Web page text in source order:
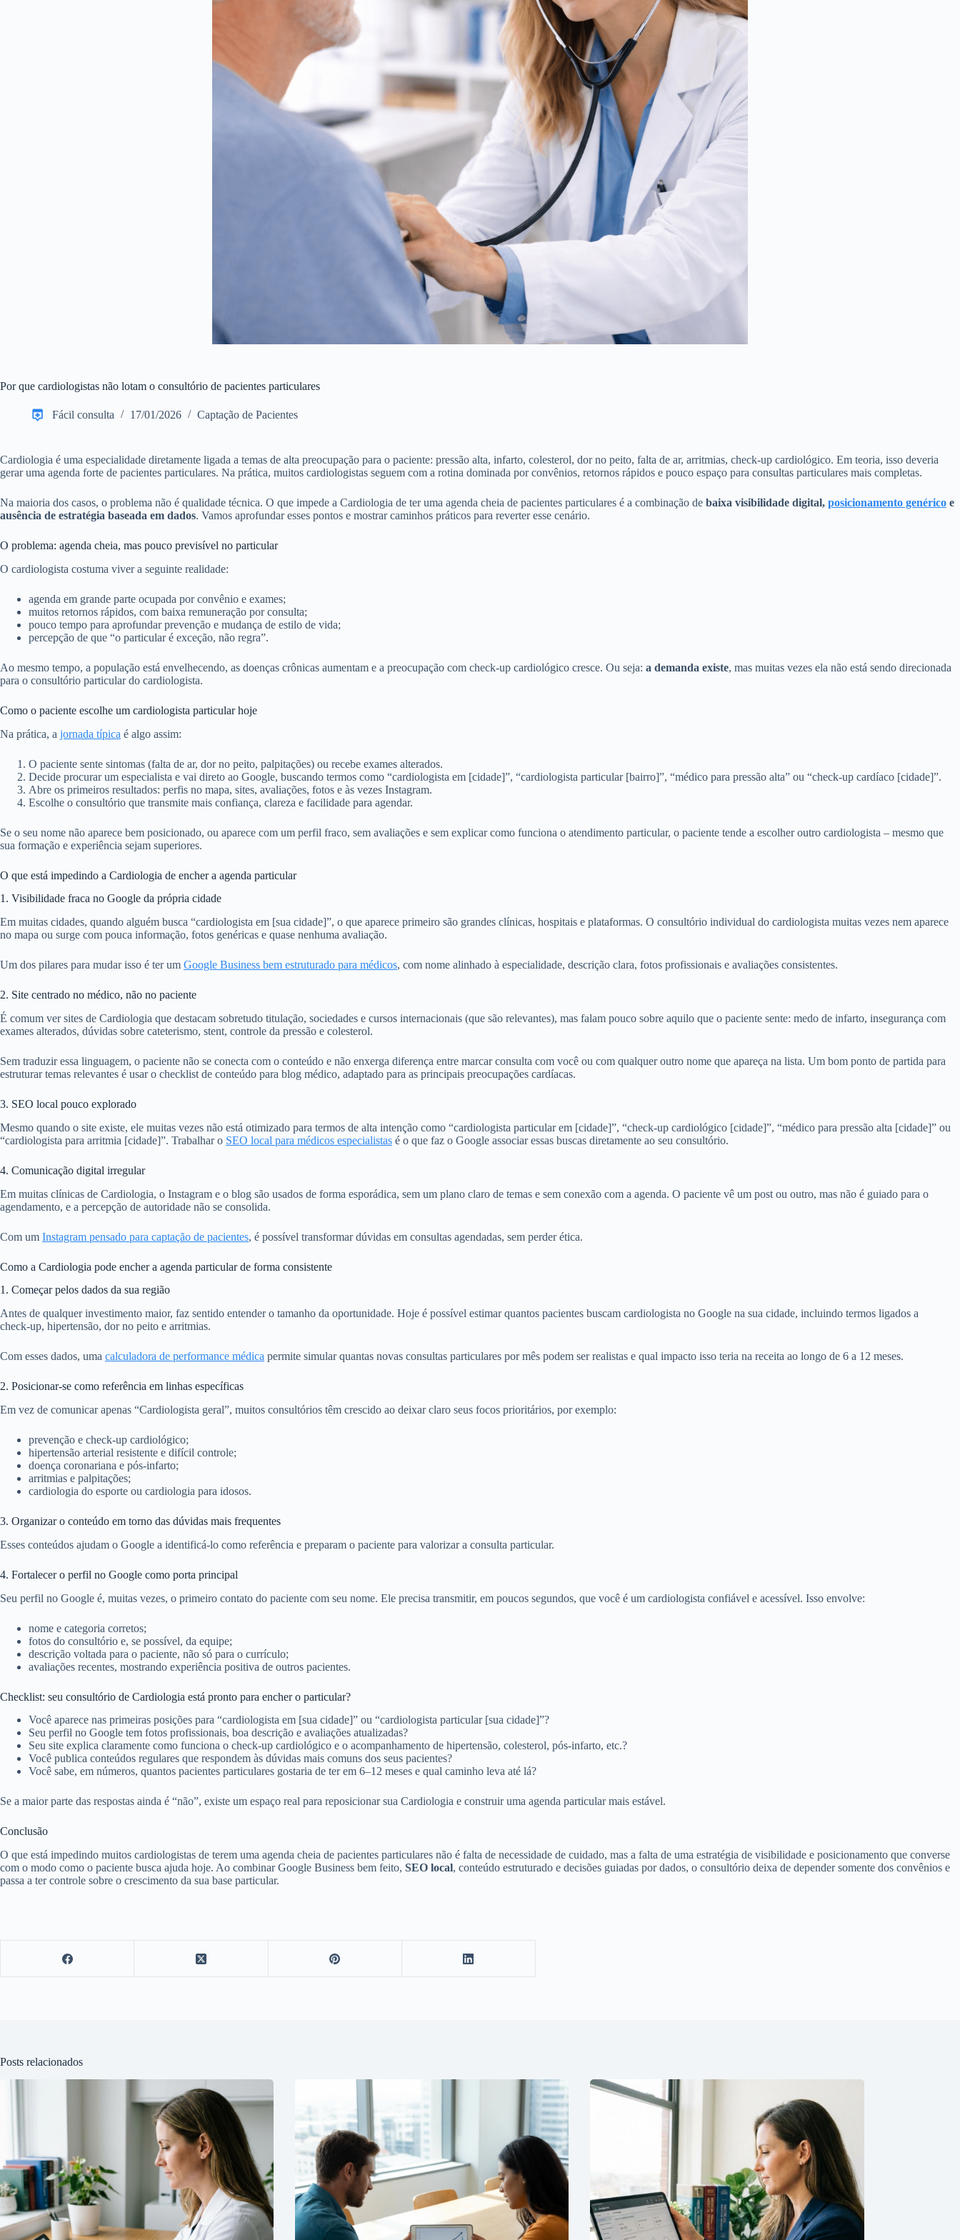
Por que cardiologistas não lotam o consultório de pacientes particulares
Fácil consulta 17/01/2026 Captação de Pacientes
Cardiologia é uma especialidade diretamente ligada a temas de alta preocupação para o paciente: pressão alta, infarto, colesterol, dor no peito, falta de ar, arritmias, check‑up cardiológico. Em teoria, isso deveria
gerar uma agenda forte de pacientes particulares. Na prática, muitos cardiologistas seguem com a rotina dominada por convênios, retornos rápidos e pouco espaço para consultas particulares mais completas.
Na maioria dos casos, o problema não é qualidade técnica. O que impede a Cardiologia de ter uma agenda cheia de pacientes particulares é a combinação de baixa visibilidade digital, posicionamento genérico e
ausência de estratégia baseada em dados. Vamos aprofundar esses pontos e mostrar caminhos práticos para reverter esse cenário.
O problema: agenda cheia, mas pouco previsível no particular
O cardiologista costuma viver a seguinte realidade:
agenda em grande parte ocupada por convênio e exames;
muitos retornos rápidos, com baixa remuneração por consulta;
pouco tempo para aprofundar prevenção e mudança de estilo de vida;
percepção de que “o particular é exceção, não regra”.
Ao mesmo tempo, a população está envelhecendo, as doenças crônicas aumentam e a preocupação com check‑up cardiológico cresce. Ou seja: a demanda existe, mas muitas vezes ela não está sendo direcionada
para o consultório particular do cardiologista.
Como o paciente escolhe um cardiologista particular hoje
Na prática, a jornada típica é algo assim:
O paciente sente sintomas (falta de ar, dor no peito, palpitações) ou recebe exames alterados.
Decide procurar um especialista e vai direto ao Google, buscando termos como “cardiologista em [cidade]”, “cardiologista particular [bairro]”, “médico para pressão alta” ou “check‑up cardíaco [cidade]”.
Abre os primeiros resultados: perfis no mapa, sites, avaliações, fotos e às vezes Instagram.
Escolhe o consultório que transmite mais confiança, clareza e facilidade para agendar.
Se o seu nome não aparece bem posicionado, ou aparece com um perfil fraco, sem avaliações e sem explicar como funciona o atendimento particular, o paciente tende a escolher outro cardiologista – mesmo que
sua formação e experiência sejam superiores.
O que está impedindo a Cardiologia de encher a agenda particular
1. Visibilidade fraca no Google da própria cidade
Em muitas cidades, quando alguém busca “cardiologista em [sua cidade]”, o que aparece primeiro são grandes clínicas, hospitais e plataformas. O consultório individual do cardiologista muitas vezes nem aparece
no mapa ou surge com pouca informação, fotos genéricas e quase nenhuma avaliação.
Um dos pilares para mudar isso é ter um Google Business bem estruturado para médicos, com nome alinhado à especialidade, descrição clara, fotos profissionais e avaliações consistentes.
2. Site centrado no médico, não no paciente
É comum ver sites de Cardiologia que destacam sobretudo titulação, sociedades e cursos internacionais (que são relevantes), mas falam pouco sobre aquilo que o paciente sente: medo de infarto, insegurança com
exames alterados, dúvidas sobre cateterismo, stent, controle da pressão e colesterol.
Sem traduzir essa linguagem, o paciente não se conecta com o conteúdo e não enxerga diferença entre marcar consulta com você ou com qualquer outro nome que apareça na lista. Um bom ponto de partida para
estruturar temas relevantes é usar o checklist de conteúdo para blog médico, adaptado para as principais preocupações cardíacas.
3. SEO local pouco explorado
Mesmo quando o site existe, ele muitas vezes não está otimizado para termos de alta intenção como “cardiologista particular em [cidade]”, “check‑up cardiológico [cidade]”, “médico para pressão alta [cidade]” ou
“cardiologista para arritmia [cidade]”. Trabalhar o SEO local para médicos especialistas é o que faz o Google associar essas buscas diretamente ao seu consultório.
4. Comunicação digital irregular
Em muitas clínicas de Cardiologia, o Instagram e o blog são usados de forma esporádica, sem um plano claro de temas e sem conexão com a agenda. O paciente vê um post ou outro, mas não é guiado para o
agendamento, e a percepção de autoridade não se consolida.
Com um Instagram pensado para captação de pacientes, é possível transformar dúvidas em consultas agendadas, sem perder ética.
Como a Cardiologia pode encher a agenda particular de forma consistente
1. Começar pelos dados da sua região
Antes de qualquer investimento maior, faz sentido entender o tamanho da oportunidade. Hoje é possível estimar quantos pacientes buscam cardiologista no Google na sua cidade, incluindo termos ligados a
check‑up, hipertensão, dor no peito e arritmias.
Com esses dados, uma calculadora de performance médica permite simular quantas novas consultas particulares por mês podem ser realistas e qual impacto isso teria na receita ao longo de 6 a 12 meses.
2. Posicionar‑se como referência em linhas específicas
Em vez de comunicar apenas “Cardiologista geral”, muitos consultórios têm crescido ao deixar claro seus focos prioritários, por exemplo:
prevenção e check‑up cardiológico;
hipertensão arterial resistente e difícil controle;
doença coronariana e pós‑infarto;
arritmias e palpitações;
cardiologia do esporte ou cardiologia para idosos.
3. Organizar o conteúdo em torno das dúvidas mais frequentes
Esses conteúdos ajudam o Google a identificá‑lo como referência e preparam o paciente para valorizar a consulta particular.
4. Fortalecer o perfil no Google como porta principal
Seu perfil no Google é, muitas vezes, o primeiro contato do paciente com seu nome. Ele precisa transmitir, em poucos segundos, que você é um cardiologista confiável e acessível. Isso envolve:
nome e categoria corretos;
fotos do consultório e, se possível, da equipe;
descrição voltada para o paciente, não só para o currículo;
avaliações recentes, mostrando experiência positiva de outros pacientes.
Checklist: seu consultório de Cardiologia está pronto para encher o particular?
Você aparece nas primeiras posições para “cardiologista em [sua cidade]” ou “cardiologista particular [sua cidade]”?
Seu perfil no Google tem fotos profissionais, boa descrição e avaliações atualizadas?
Seu site explica claramente como funciona o check‑up cardiológico e o acompanhamento de hipertensão, colesterol, pós‑infarto, etc.?
Você publica conteúdos regulares que respondem às dúvidas mais comuns dos seus pacientes?
Você sabe, em números, quantos pacientes particulares gostaria de ter em 6–12 meses e qual caminho leva até lá?
Se a maior parte das respostas ainda é “não”, existe um espaço real para reposicionar sua Cardiologia e construir uma agenda particular mais estável.
Conclusão
O que está impedindo muitos cardiologistas de terem uma agenda cheia de pacientes particulares não é falta de necessidade de cuidado, mas a falta de uma estratégia de visibilidade e posicionamento que converse
com o modo como o paciente busca ajuda hoje. Ao combinar Google Business bem feito, SEO local, conteúdo estruturado e decisões guiadas por dados, o consultório deixa de depender somente dos convênios e
passa a ter controle sobre o crescimento da sua base particular.
Posts relacionados